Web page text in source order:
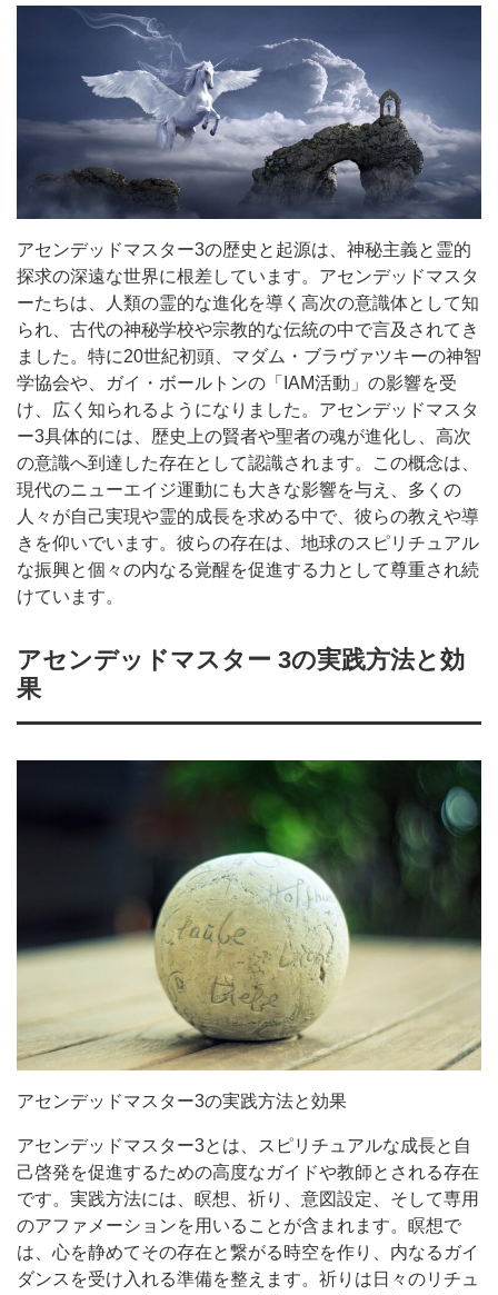
アセンデッドマスター3の歴史と起源は、神秘主義と霊的
探求の深遠な世界に根差しています。アセンデッドマスタ
ーたちは、人類の霊的な進化を導く高次の意識体として知
られ、古代の神秘学校や宗教的な伝統の中で言及されてき
ました。特に20世紀初頭、マダム・ブラヴァツキーの神智
学協会や、ガイ・ボールトンの「IAM活動」の影響を受
け、広く知られるようになりました。アセンデッドマスタ
ー3具体的には、歴史上の賢者や聖者の魂が進化し、高次
の意識へ到達した存在として認識されます。この概念は、
現代のニューエイジ運動にも大きな影響を与え、多くの
人々が自己実現や霊的成長を求める中で、彼らの教えや導
きを仰いでいます。彼らの存在は、地球のスピリチュアル
な振興と個々の内なる覚醒を促進する力として尊重され続
けています。
アセンデッドマスター 3の実践方法と効
果
アセンデッドマスター3の実践方法と効果
アセンデッドマスター3とは、スピリチュアルな成長と自
己啓発を促進するための高度なガイドや教師とされる存在
です。実践方法には、瞑想、祈り、意図設定、そして専用
のアファメーションを用いることが含まれます。瞑想で
は、心を静めてその存在と繋がる時空を作り、内なるガイ
ダンスを受け入れる準備を整えます。祈りは日々のリチュ